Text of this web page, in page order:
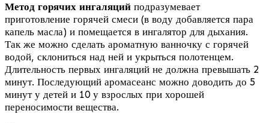
Метод горячих ингаляций подразумевает
приготовление горячей смеси (в воду добавляется пара
капель масла) и помещается в ингалятор для дыхания.
Так же можно сделать ароматную ванночку с горячей
водой, склониться над ней и укрыться полотенцем.
Длительность первых ингаляций не должна превышать 2
минут. Последующий аромасеанс можно доводить до 5
минут у детей и 10 у взрослых при хорошей
переносимости вещества.